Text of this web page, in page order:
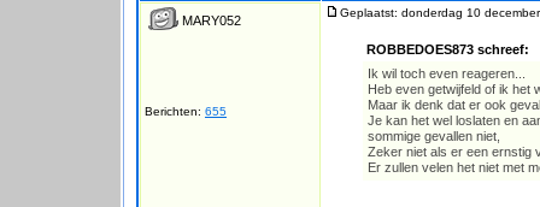
MARY052
Berichten: 655
Geplaatst: donderdag 10
ROBBEDOES873 schreef:
Ik wil toch even reageren...
Heb even getwijfeld of ik het
Maar ik denk dat er ook
Je kan het wel loslaten en
sommige gevallen niet,
Zeker niet als er een ernstig
Er zullen velen het niet met